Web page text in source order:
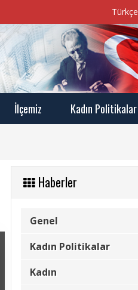
Türkçe
İlçemiz Kadın Politikalar
Haberler
Genel
Kadın Politikalar
Kadın